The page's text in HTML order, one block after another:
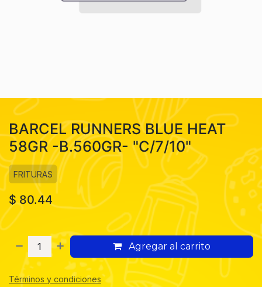
BARCEL RUNNERS BLUE HEAT
58GR -B.560GR- "C/7/10"
FRITURAS
$80.44
Agregar al carrito
Términos y condiciones